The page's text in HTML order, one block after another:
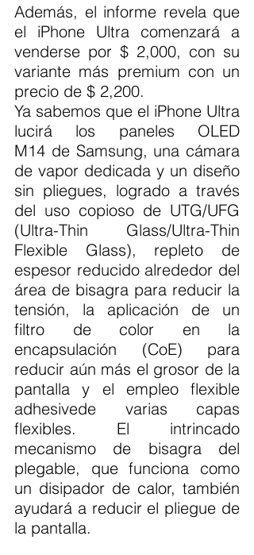
Además, el informe revela que
el iPhone Ultra comenzará a
venderse por $ 2,000, con su
variante más premium con un
precio de $ 2,200.
Ya sabemos que el iPhone Ultra
lucirá los paneles OLED
M14 de Samsung, una cámara
de vapor dedicada y un diseño
sin pliegues, logrado a través
del uso copioso de UTG/UFG
(Ultra-Thin Glass/Ultra-Thin
Flexible Glass), repleto de
espesor reducido alrededor del
área de bisagra para reducir la
tensión, la aplicación de un
filtro de color en la
encapsulación (CoE) para
reducir aún más el grosor de la
pantalla y el empleo flexible
adhesivede varias capas
flexibles. El intrincado
mecanismo de bisagra del
plegable, que funciona como
un disipador de calor, también
ayudará a reducir el pliegue de
la pantalla.